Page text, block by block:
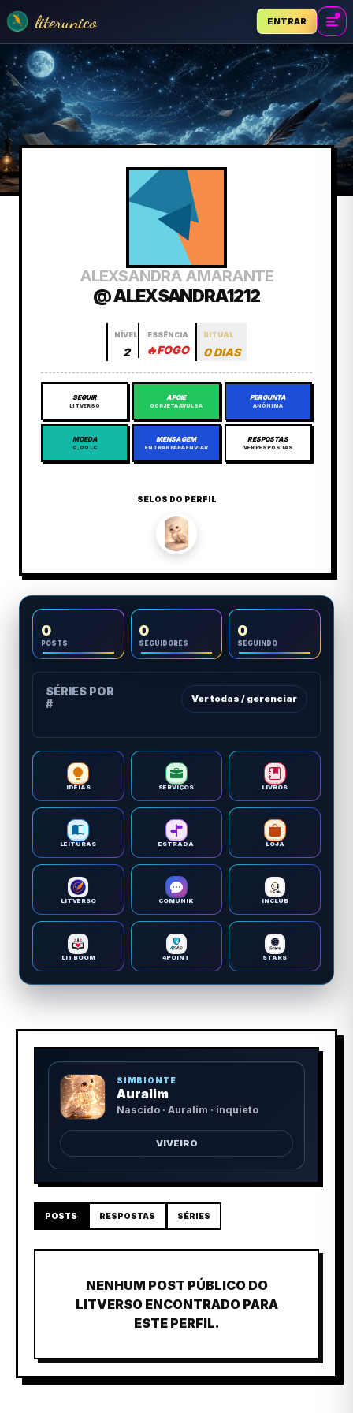
literunico ENTRAR
ALEXSANDRA AMARANTE
@ ALEXSANDRA1212
NÍVEL
2
ESSÊNCIA
🔥FOGO
RITUAL
0 DIAS
SEGUIR
LITVERSO
APOIE
GORJETA AVULSA
PERGUNTA
ANÔNIMA
MOEDA
0,00 LC
MENSAGEM
ENTRAR PARA ENVIAR
RESPOSTAS
VER RESPOSTAS
SELOS DO PERFIL
0
POSTS
0
SEGUIDORES
0
SEGUINDO
SÉRIES POR
#
Ver todas / gerenciar
IDEIAS SERVIÇOS LIVROS
LEITURAS ESTRADA LOJA
LITVERSO COMUNIK INCLUB
LITBOOM 4POINT STARS
SIMBIONTE
Auralim
Nascido · Auralim · inquieto
VIVEIRO
POSTS RESPOSTAS SÉRIES
NENHUM POST PÚBLICO DO
LITVERSO ENCONTRADO PARA
ESTE PERFIL.